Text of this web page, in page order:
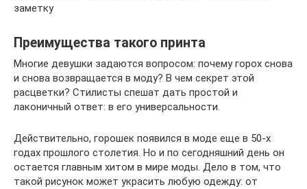
заметку
Преимущества такого принта
Многие девушки задаются вопросом: почему горох снова
и снова возвращается в моду? В чем секрет этой
расцветки? Стилисты спешат дать простой и
лаконичный ответ: в его универсальности.
Действительно, горошек появился в моде еще в 50-х
годах прошлого столетия. Но и по сегодняшний день он
остается главным хитом в мире моды. Дело в том, что
такой рисунок может украсить любую одежду: от